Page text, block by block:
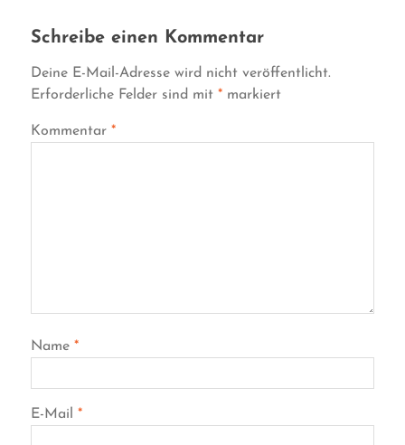
Schreibe einen Kommentar
Deine E-Mail-Adresse wird nicht veröffentlicht.
Erforderliche Felder sind mit *markiert
Kommentar *
Name *
E-Mail *